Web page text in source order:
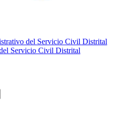
Servicio Civil Distrital